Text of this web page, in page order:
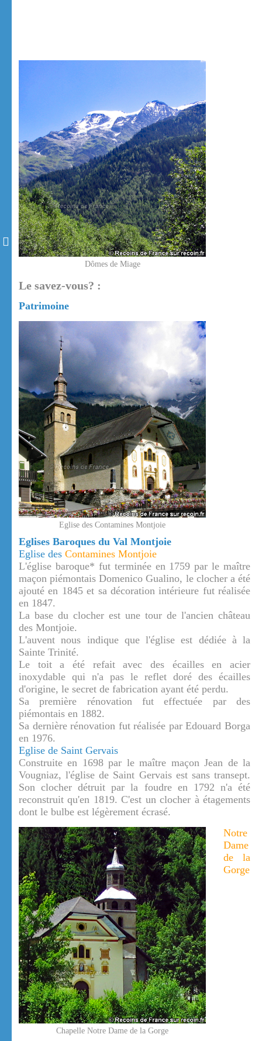
Dômes de Miage
Le savez-vous? :
Patrimoine
Eglise des Contamines Montjoie
Eglises Baroques du Val Montjoie
Eglise des Contamines Montjoie
L'église baroque* fut terminée en 1759 par le maître
maçon piémontais Domenico Gualino, le clocher a été
ajouté en 1845 et sa décoration intérieure fut réalisée
en 1847.
La base du clocher est une tour de l'ancien château
des Montjoie.
L'auvent nous indique que l'église est dédiée à la
Sainte Trinité.
Le toit a été refait avec des écailles en acier
inoxydable qui n'a pas le reflet doré des écailles
d'origine, le secret de fabrication ayant été perdu.
Sa première rénovation fut effectuée par des
piémontais en 1882.
Sa dernière rénovation fut réalisée par Edouard Borga
en 1976.
Eglise de Saint Gervais
Construite en 1698 par le maître maçon Jean de la
Vougniaz, l'église de Saint Gervais est sans transept.
Son clocher détruit par la foudre en 1792 n'a été
reconstruit qu'en 1819. C'est un clocher à étagements
dont le bulbe est légèrement écrasé.
Chapelle Notre Dame de la Gorge
Notre
Dame
de la
Gorge